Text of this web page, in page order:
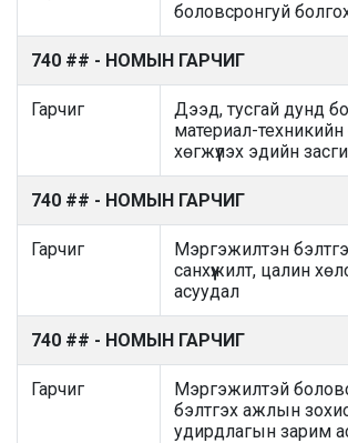
боловсронгуй
740 ## - НОМЫН ГАРЧИГ
Гарчиг
Дээд, тусгай дунд
материал-
хөгжүүлэх эдийн
740 ## - НОМЫН ГАРЧИГ
Гарчиг
Мэргэжилтэн
санхүүжилт, цалин
асуудал
740 ## - НОМЫН ГАРЧИГ
Гарчиг
Мэргэжилтэй
бэлтгэх ажлын
удирдлагын зарим